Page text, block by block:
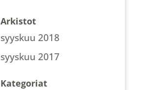
Arkistot
syyskuu 2018
syyskuu 2017
Kategoriat